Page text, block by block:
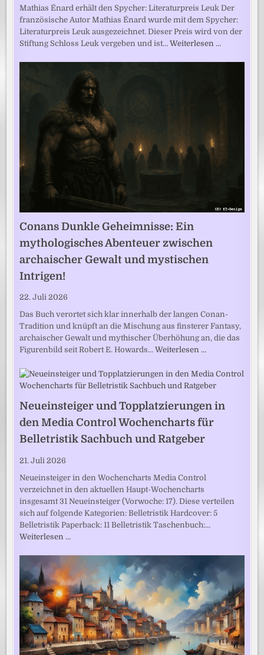
Mathias Énard erhält den Spycher: Literaturpreis Leuk Der
französische Autor Mathias Énard wurde mit dem Spycher:
Literaturpreis Leuk ausgezeichnet. Dieser Preis wird von der
Stiftung Schloss Leuk vergeben und ist…Weiterlesen …
Conans Dunkle Geheimnisse: Ein
mythologisches Abenteuer zwischen
archaischer Gewalt und mystischen
Intrigen!
22. Juli 2026
Das Buch verortet sich klar innerhalb der langen Conan-
Tradition und knüpft an die Mischung aus finsterer Fantasy,
archaischer Gewalt und mythischer Überhöhung an, die das
Figurenbild seit Robert E. Howards…Weiterlesen …
Neueinsteiger und Topplatzierungen in
den Media Control Wochencharts für
Belletristik Sachbuch und Ratgeber
21. Juli 2026
Neueinsteiger in den Wochencharts Media Control
verzeichnet in den aktuellen Haupt-Wochencharts
insgesamt 31 Neueinsteiger (Vorwoche: 17). Diese verteilen
sich auf folgende Kategorien: Belletristik Hardcover: 5
Belletristik Paperback: 11 Belletristik Taschenbuch:…
Weiterlesen …